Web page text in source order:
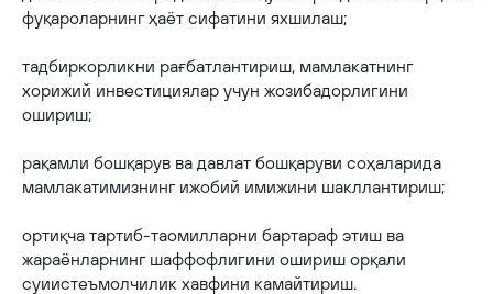
фуқароларнинг ҳаёт сифатини яхшилаш;
тадбиркорликни рағбатлантириш, мамлакатнинг
хорижий инвестициялар учун жозибадорлигини
ошириш;
рақамли бошқарув ва давлат бошқаруви соҳаларида
мамлакатимизнинг ижобий имижини шакллантириш;
ортиқча тартиб-таомилларни бартараф этиш ва
жараёнларнинг шаффофлигини ошириш орқали
суиистеъмолчилик хавфини камайтириш.